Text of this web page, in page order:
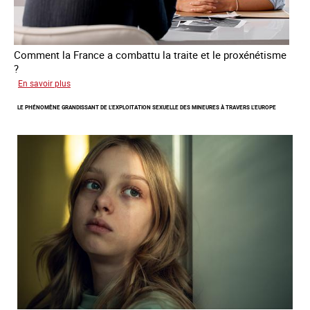
Comment la France a combattu la traite et le proxénétisme
?
En savoir plus
regard
l'OCRTEH
l'exploitation
sexuelle
en
France
2025
LE PHÉNOMÈNE GRANDISSANT DE L’EXPLOITATION SEXUELLE DES MINEURES À TRAVERS L’EUROPE